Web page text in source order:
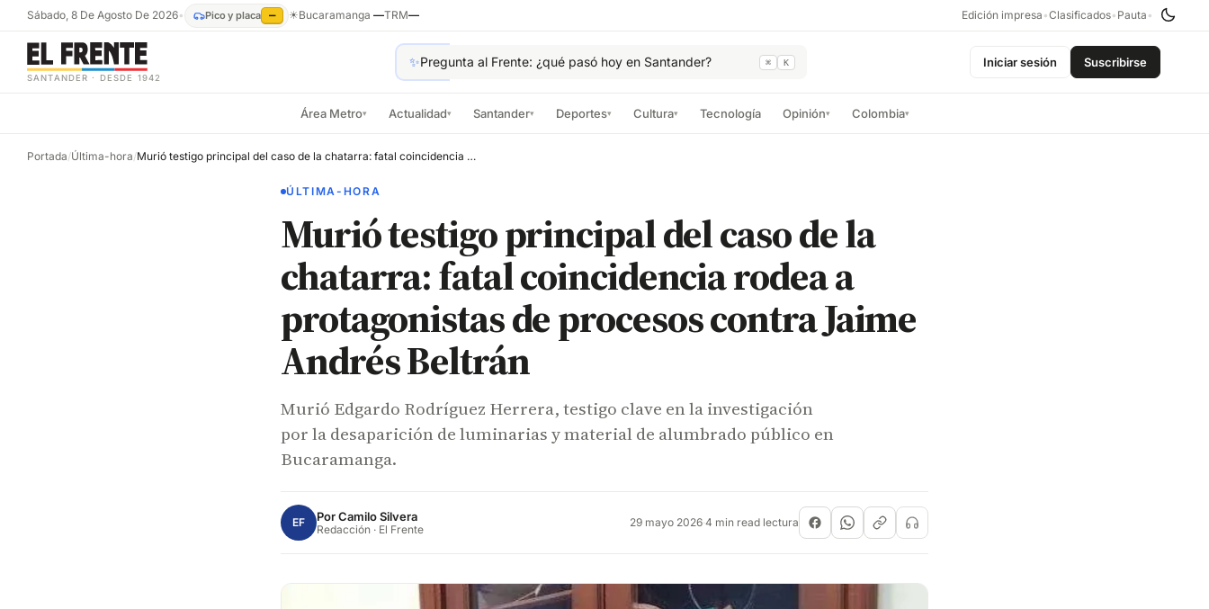
Sábado, 8 De Agosto De 2026• Pico y placa — ☀Bucaramanga—TRM— Edición impresa •Clasificados• Pauta •
SANTANDER · DESDE 1942
✨Pregunta al Frente: ¿qué pasó hoy en Santander? ⌘ K Iniciar sesión Suscribirse
Área Metro▾ Actualidad▾ Santander▾ Deportes▾ Cultura▾ Tecnología Opinión▾ Colombia▾
Portada/Última-hora/ Murió testigo principal del caso de la chatarra: fatal coincidencia rodea a protagonistas de procesos contra Jaime Andrés Beltrán
ÚLTIMA-HORA
Murió testigo principal del caso de la
chatarra: fatal coincidencia rodea a
protagonistas de procesos contra Jaime
Andrés Beltrán
Murió Edgardo Rodríguez Herrera, testigo clave en la investigación
por la desaparición de luminarias y material de alumbrado público en
Bucaramanga.
EF PorCamilo Silvera
Redacción · El Frente 29 mayo 2026·4 min read lectura